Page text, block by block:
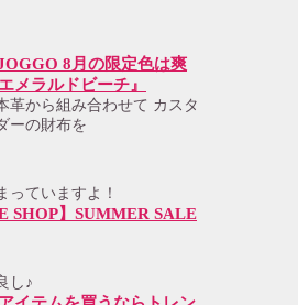
8月の限定色は爽
メラルドビーチ』
革から組み合わせて カスタ
ーの財布を
っていますよ！
SHOP】SUMMER SALE
し♪